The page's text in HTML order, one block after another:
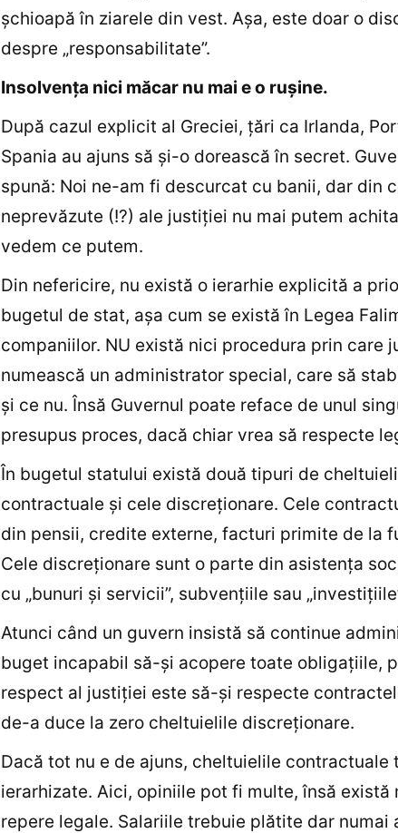
şchioapă în ziarele din vest. Aşa, este doar o
despre „responsabilitate”.
Insolvenţa nici măcar nu mai e o ruşine.
După cazul explicit al Greciei, ţări ca Irlanda,
Spania au ajuns să şi-o dorească în secret.
spună: Noi ne-am fi descurcat cu banii, dar din
neprevăzute (!?) ale justiţiei nu mai putem
vedem ce putem.
Din nefericire, nu există o ierarhie explicită a
bugetul de stat, aşa cum se există în Legea
companiilor. NU există nici procedura prin care
numească un administrator special, care să
şi ce nu. Însă Guvernul poate reface de unul
presupus proces, dacă chiar vrea să respecte
În bugetul statului există două tipuri de
contractuale şi cele discreţionare. Cele
din pensii, credite externe, facturi primite de la
Cele discreţionare sunt o parte din asistenţa
cu „bunuri şi servicii”, subvenţiile sau
Atunci când un guvern insistă să continue
buget incapabil să-şi acopere toate obligaţiile,
respect al justiţiei este să-şi respecte
de-a duce la zero cheltuielile discreţionare.
Dacă tot nu e de ajuns, cheltuielile contractuale
ierarhizate. Aici, opiniile pot fi multe, însă există
repere legale. Salariile trebuie plătite dar numai